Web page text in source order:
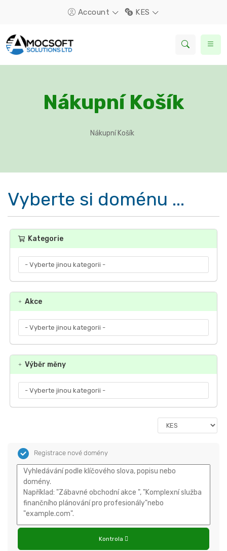
Account KES
Nákupní Košík
Nákupní Košík
Vyberte si doménu ...
Kategorie
Akce
Výběr měny
Registrace nové domény
Kontrola